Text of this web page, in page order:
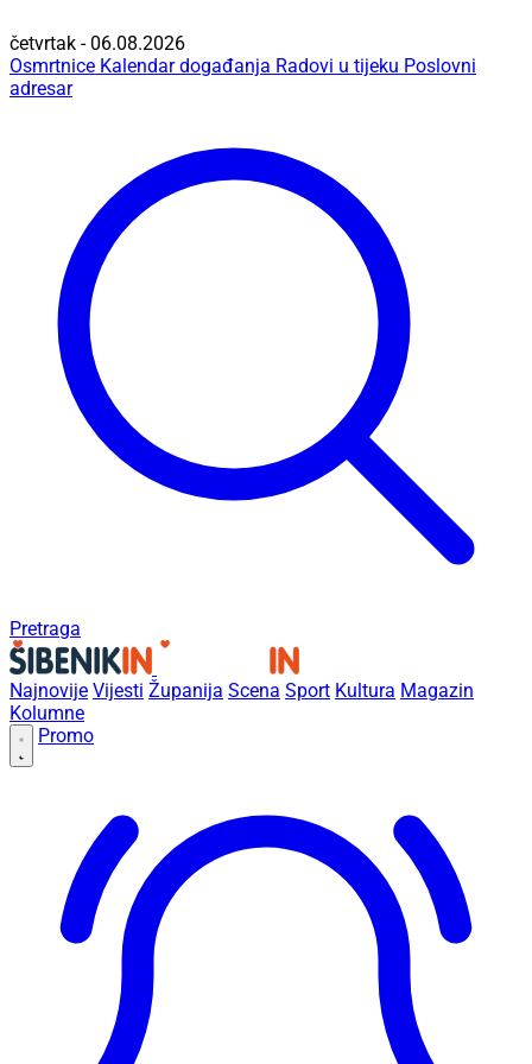
četvrtak - 06.08.2026
Osmrtnice Kalendar događanja Radovi u tijeku Poslovni
adresar
Pretraga
Najnovije Vijesti Županija Scena Sport Kultura Magazin
Kolumne
Promo